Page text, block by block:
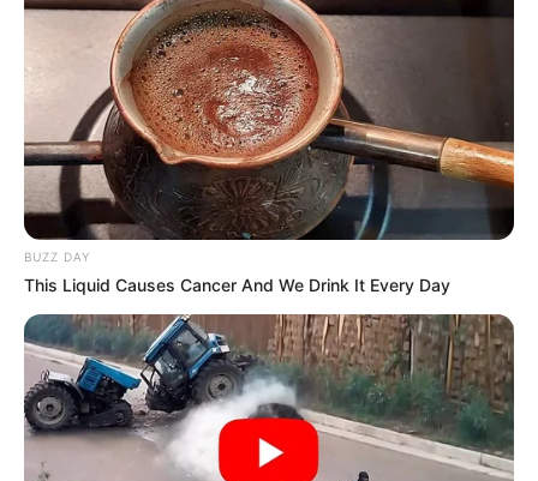
BUZZ DAY
This Liquid Causes Cancer And We Drink It Every Day